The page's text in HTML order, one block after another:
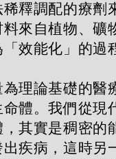
稀釋調配的療劑
來自植物、礦
效能化」的過
為理論基礎的醫
體。我們從現
其實是稠密的
疾病，這時另